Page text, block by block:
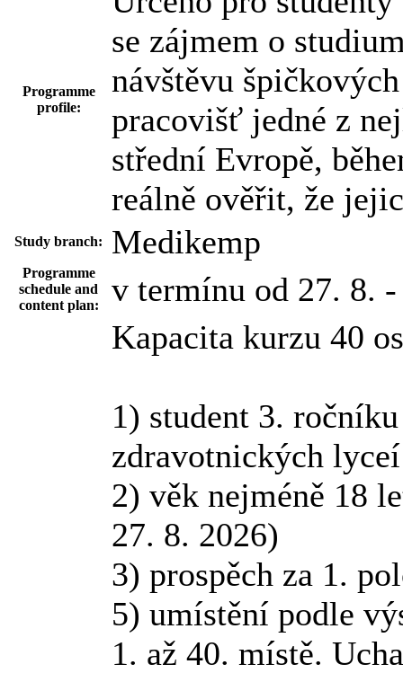
Programme
profile:
se zájmem o
návštěvu
pracovišť jedné z
střední Evropě,
reálně ověřit, že
Study branch: Medikemp
Programme
schedule and
content plan:
v termínu od 27. 8.
Kapacita kurzu 40
1) student 3.
zdravotnických
2) věk nejméně 18
27. 8. 2026)
3) prospěch za 1.
5) umístění podle
1. až 40. místě.